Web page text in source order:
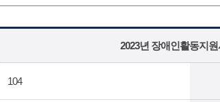
2023년 장애인활동지
104